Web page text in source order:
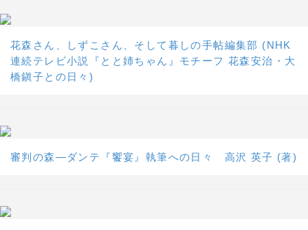
花森さん、しずこさん、そして暮しの手帖編集部 (NHK
連続テレビ小説『とと姉ちゃん』モチーフ 花森安治・大
橋鎭子との日々)
審判の森―ダンテ『饗宴』執筆への日々 高沢 英子 (著)